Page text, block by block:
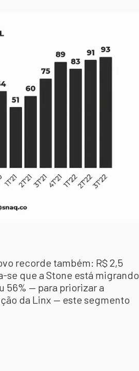
recorde também: R$ 2,5
se que a Stone está migrando
56% — para priorizar a
da Linx — este segmento